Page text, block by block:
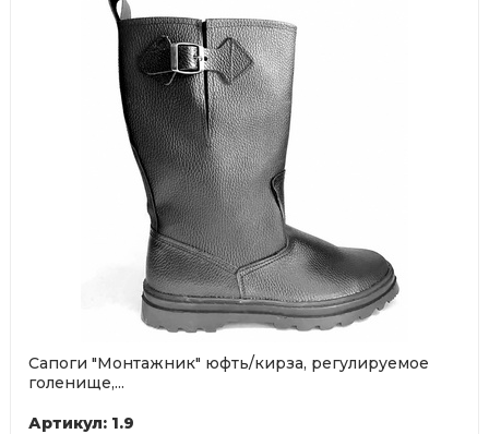
Сапоги "Монтажник" юфть/кирза, регулируемое
голенище,...
Артикул: 1.9